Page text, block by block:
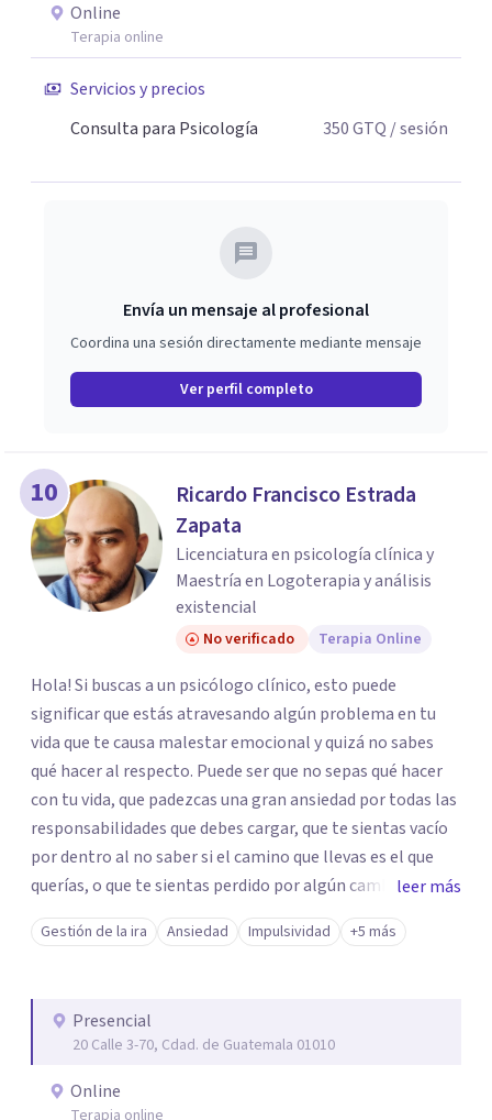
Online
Terapia online
Servicios y precios
Consulta para Psicología
350GTQ / sesión
Envía un mensaje al profesional
Coordina una sesión directamente mediante mensaje
Ver perfil completo
10
Ricardo Francisco Estrada
Zapata
Licenciatura en psicología clínica y
Maestría en Logoterapia y análisis
existencial
No verificado Terapia Online
Hola! Si buscas a un psicólogo clínico, esto puede
significar que estás atravesando algún problema en tu
vida que te causa malestar emocional y quizá no sabes
qué hacer al respecto. Puede ser que no sepas qué hacer
con tu vida, que padezcas una gran ansiedad por todas las
responsabilidades que debes cargar, que te sientas vacío
por dentro al no saber si el camino que llevas es el que
querías, o que te sientas perdido por algún cambio
drástico que tuviste que enfrentar. Hoy en día vivimos en
una sociedad consumista y sobre enfocada en el
reducido a lo que compra y lo que hace. Este
reduccionismo puede dañar profundamente a la persona.
El sufrimiento y el dolor emocional son una realidad
universal, aunque muchas veces se ocultan bajo la ilusión
de que todos debemos estar felices todo el tiempo. Este
leer más
Gestión de la ira Ansiedad Impulsividad +5 más
Presencial
20 Calle 3-70, Cdad. de Guatemala 01010
Online
Terapia online